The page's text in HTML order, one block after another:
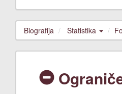
Biografija Statistika